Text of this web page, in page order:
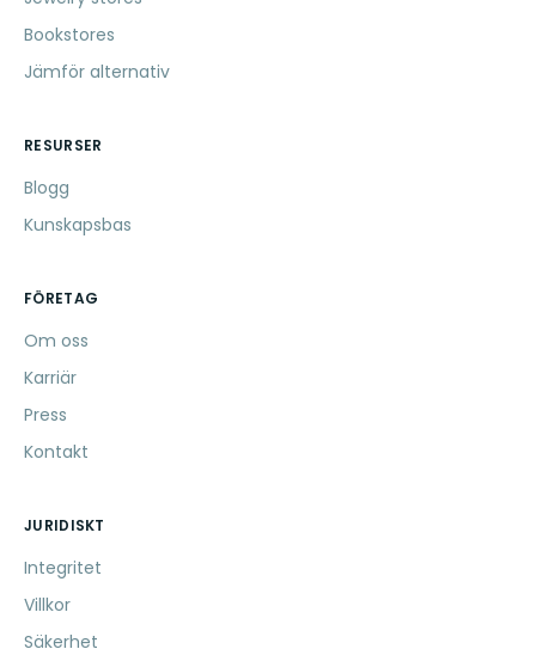
Bookstores
Jämför alternativ
RESURSER
Blogg
Kunskapsbas
FÖRETAG
Om oss
Karriär
Press
Kontakt
JURIDISKT
Integritet
Villkor
Säkerhet